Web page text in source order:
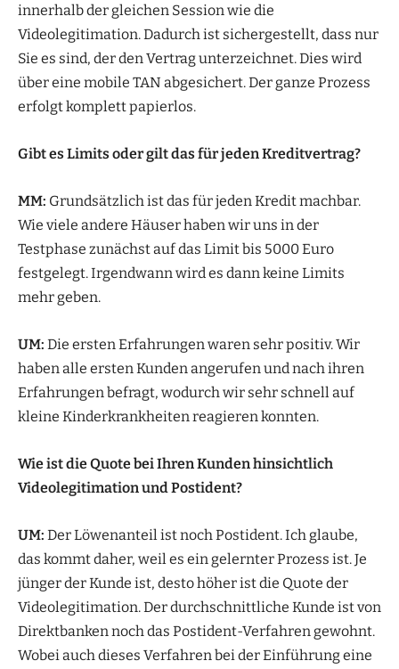
innerhalb der gleichen Session wie die
Videolegitimation. Dadurch ist sichergestellt, dass nur
Sie es sind, der den Vertrag unterzeichnet. Dies wird
über eine mobile TAN abgesichert. Der ganze Prozess
erfolgt komplett papierlos.
Gibt es Limits oder gilt das für jeden Kreditvertrag?
MM: Grundsätzlich ist das für jeden Kredit machbar.
Wie viele andere Häuser haben wir uns in der
Testphase zunächst auf das Limit bis 5000 Euro
festgelegt. Irgendwann wird es dann keine Limits
mehr geben.
UM: Die ersten Erfahrungen waren sehr positiv. Wir
haben alle ersten Kunden angerufen und nach ihren
Erfahrungen befragt, wodurch wir sehr schnell auf
kleine Kinderkrankheiten reagieren konnten.
Wie ist die Quote bei Ihren Kunden hinsichtlich
Videolegitimation und Postident?
UM: Der Löwenanteil ist noch Postident. Ich glaube,
das kommt daher, weil es ein gelernter Prozess ist. Je
jünger der Kunde ist, desto höher ist die Quote der
Videolegitimation. Der durchschnittliche Kunde ist von
Direktbanken noch das Postident-Verfahren gewohnt.
Wobei auch dieses Verfahren bei der Einführung eine